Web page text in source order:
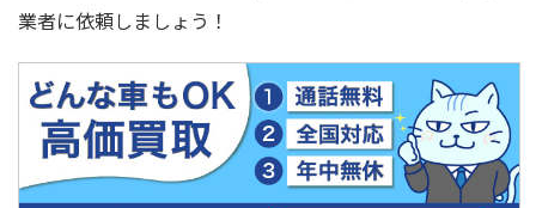
業者に依頼しましょう！